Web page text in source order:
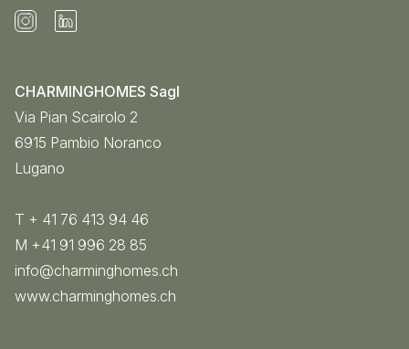
CHARMINGHOMES Sagl
Via Pian Scairolo 2
6915 Pambio Noranco
Lugano
T + 41 76 413 94 46
M +41 91 996 28 85
info@charminghomes.ch
www.charminghomes.ch